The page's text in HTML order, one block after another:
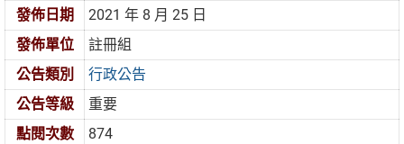
發佈日期
2021 年 8 月 25 日
發佈單位
註冊組
公告類別
行政公告
公告等級
重要
點閱次數
874